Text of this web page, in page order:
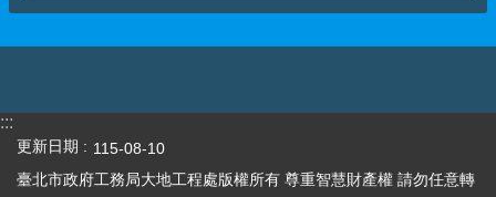
:::
更新日期
115-08-10
臺北市政府工務局大地工程處版權所有 尊重智慧財產權 請勿任意轉